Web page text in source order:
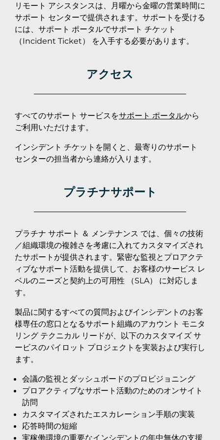
リモート アシスタンスは、月曜から金曜の営業時間に
サポート センターで提供されます。サポートを受ける
には、サポート ポータルでサポート チケット
（Incident Ticket） を入手する必要があります。
アクセス
すべてのサポート サービスをサポート ポータルから
ご利用いただけます。
インシデント チケットを開くと、最寄りのサポート
センターの担当者から連絡が入ります。
プラチナサポート
プラチナ サポート ＆ メンテナンス では、個々の技術
／組織環境の複雑さを考慮に入れてカスタマイズされ
たサポートが提供されます。緊密な監視とプロアクテ
ィブなサポート活動を提供して、お客様のサービス レ
ベルのニーズと契約上の可用性 （SLA） に対応しま
す。
製品に関するすべての質問およびインシデントのお客
様専任の窓口となるサポート組織のアカウント モニタ
リング テクニカル リードが、以下のカスタマイズ サ
ービスのパイロット プロジェクトを実装および実行し
ます。
会議の監視とダッシュボードのプロビジョニング
プロアクティブなサポート活動のためのオンサイト
訪問
カスタマイズされたエスカレーション手順の実装
応答時間の短縮
実稼働環境の重要なインシデントの年中無休の支援